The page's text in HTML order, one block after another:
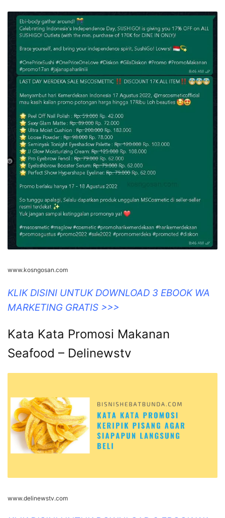
www.kosngosan.com
KLIK DISINI UNTUK DOWNLOAD 3 EBOOK WA
MARKETING GRATIS >>>
Kata Kata Promosi Makanan
Seafood – Delinewstv
www.delinewstv.com